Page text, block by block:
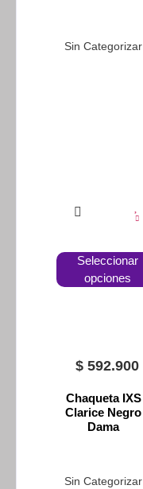
Sin Categorizar
Seleccionar
opciones
$ 592.900
Chaqueta IXS
Clarice Negro
Dama
Sin Categorizar